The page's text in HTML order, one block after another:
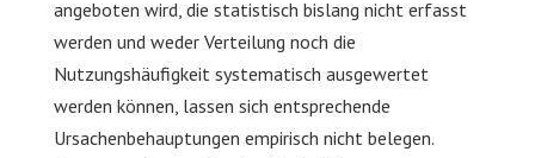
angeboten wird, die statistisch bislang nicht erfasst
werden und weder Verteilung noch die
Nutzungshäufigkeit systematisch ausgewertet
werden können, lassen sich entsprechende
Ursachenbehauptungen empirisch nicht belegen.